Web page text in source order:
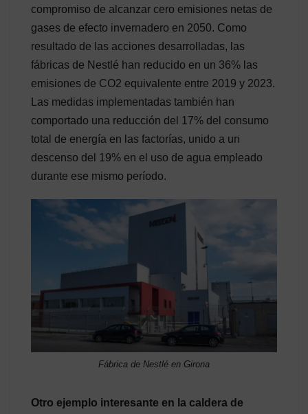
compromiso de alcanzar cero emisiones netas de
gases de efecto invernadero en 2050. Como
resultado de las acciones desarrolladas, las
fábricas de Nestlé han reducido en un 36% las
emisiones de CO2 equivalente entre 2019 y 2023.
Las medidas implementadas también han
comportado una reducción del 17% del consumo
total de energía en las factorías, unido a un
descenso del 19% en el uso de agua empleado
durante ese mismo período.
Fábrica de Nestlé en Girona
Otro ejemplo interesante en la caldera de